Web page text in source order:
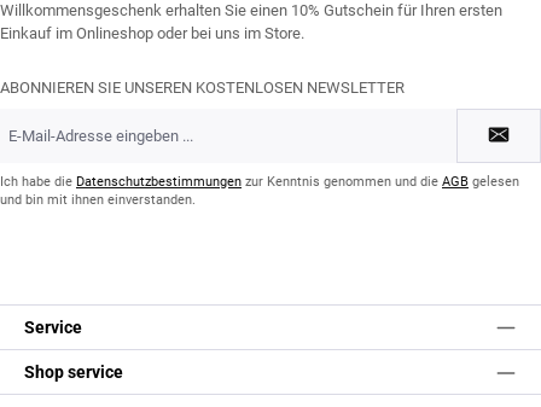
Willkommensgeschenk erhalten Sie einen 10% Gutschein für Ihren ersten
Einkauf im Onlineshop oder bei uns im Store.
ABONNIEREN SIE UNSEREN KOSTENLOSEN NEWSLETTER
Mail-
*Ich habe die Datenschutzbestimmungen zur Kenntnis genommen und die AGB gelesen
und bin mit ihnen einverstanden.
Service
Shop service